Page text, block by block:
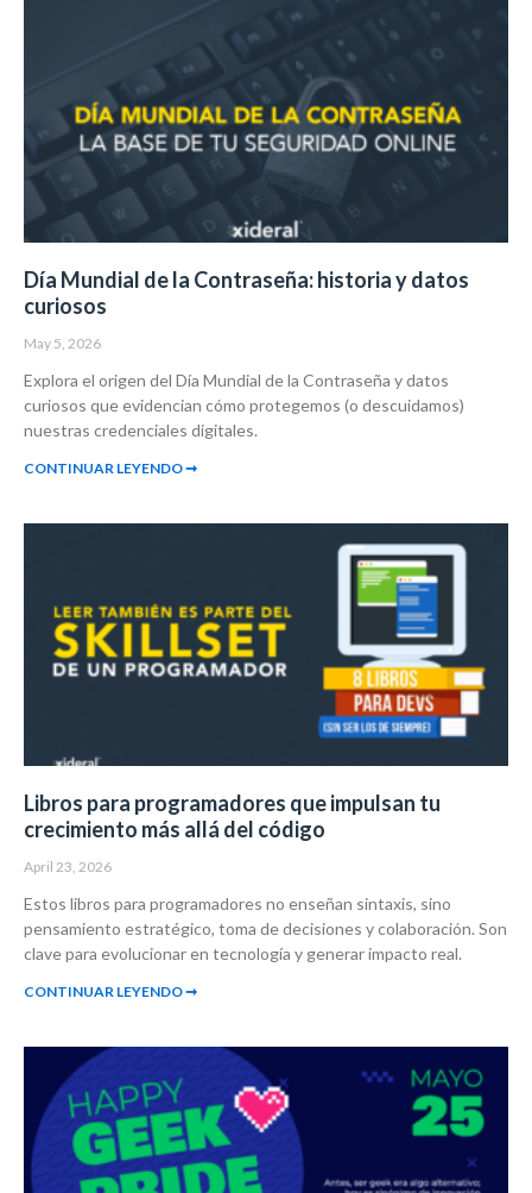
Día Mundial de la Contraseña: historia y datos
curiosos
May 5, 2026
Explora el origen del Día Mundial de la Contraseña y datos
curiosos que evidencian cómo protegemos (o descuidamos)
nuestras credenciales digitales.
CONTINUAR LEYENDO ➞
Libros para programadores que impulsan tu
crecimiento más allá del código
April 23, 2026
Estos libros para programadores no enseñan sintaxis, sino
pensamiento estratégico, toma de decisiones y colaboración. Son
clave para evolucionar en tecnología y generar impacto real.
CONTINUAR LEYENDO ➞